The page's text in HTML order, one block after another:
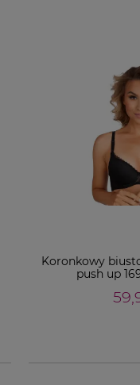
Koronkowy
push up